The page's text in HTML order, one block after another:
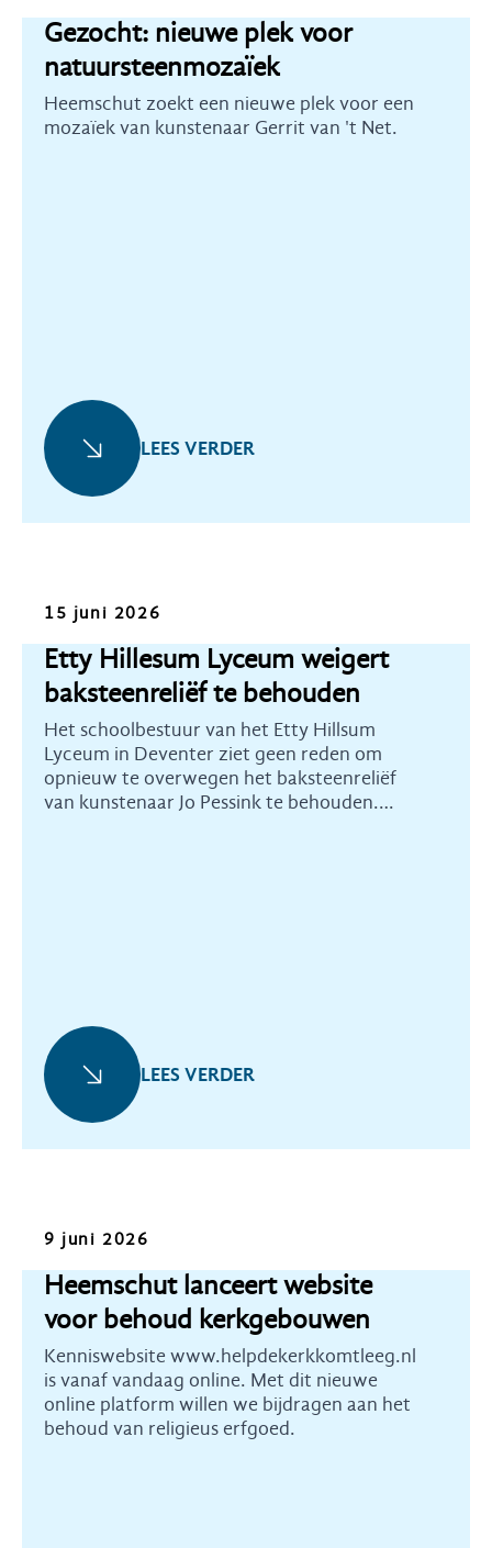
Gezocht: nieuwe plek voor
natuursteenmozaïek
Heemschut zoekt een nieuwe plek voor een
mozaïek van kunstenaar Gerrit van 't Net.
LEES VERDER
Nieuws
15 juni 2026
Etty Hillesum Lyceum weigert
baksteenreliëf te behouden
Het schoolbestuur van het Etty Hillsum
Lyceum in Deventer ziet geen reden om
opnieuw te overwegen het baksteenreliëf
van kunstenaar Jo Pessink te behouden.
LEES VERDER
Kennis
9 juni 2026
Heemschut lanceert website
voor behoud kerkgebouwen
Kenniswebsite www.helpdekerkkomtleeg.nl
is vanaf vandaag online. Met dit nieuwe
online platform willen we bijdragen aan het
behoud van religieus erfgoed.